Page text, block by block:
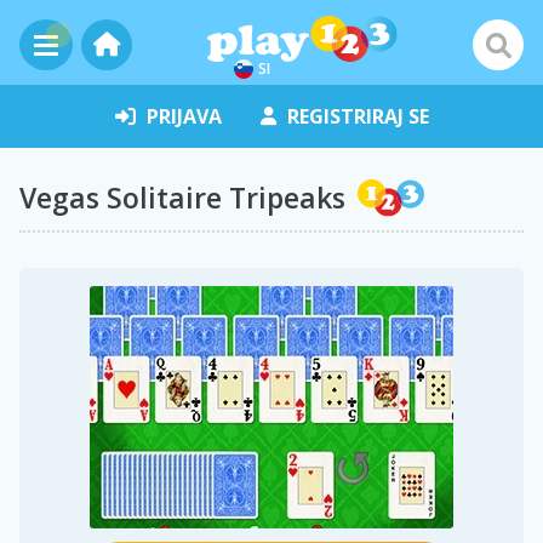
SI
PRIJAVA REGISTRIRAJ SE
Vegas Solitaire Tripeaks